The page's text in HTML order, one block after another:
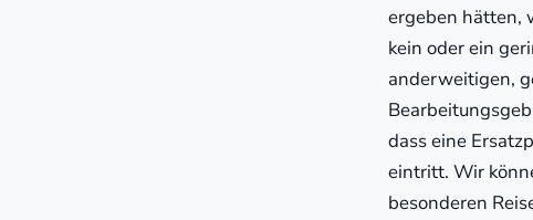
ergeben hätten,
kein oder ein
anderweitigen,
dass eine
eintritt. Wir
besonderen